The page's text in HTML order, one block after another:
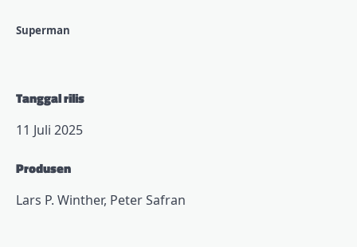
Superman
Tanggal rilis
11 Juli 2025
Produsen
Lars P. Winther, Peter Safran